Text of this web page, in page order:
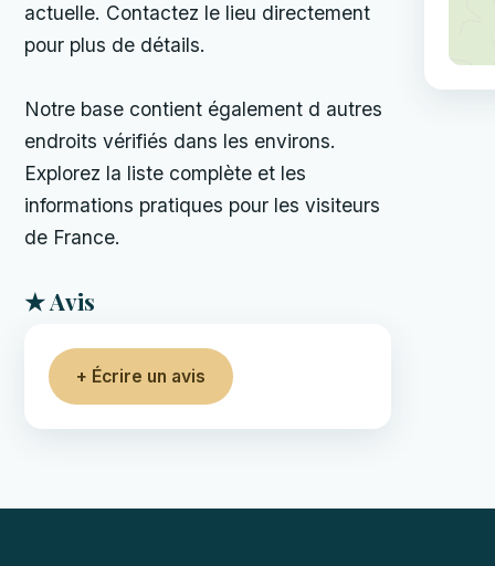
actuelle. Contactez le lieu directement
pour plus de détails.
Notre base contient également d autres
endroits vérifiés dans les environs.
Explorez la liste complète et les
informations pratiques pour les visiteurs
de France.
★ Avis
+ Écrire un avis